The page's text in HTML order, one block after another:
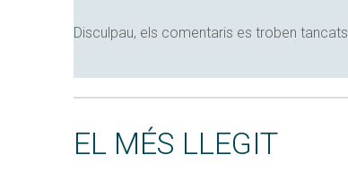
Disculpau, els comentaris es troben tancats
EL MÉS LLEGIT